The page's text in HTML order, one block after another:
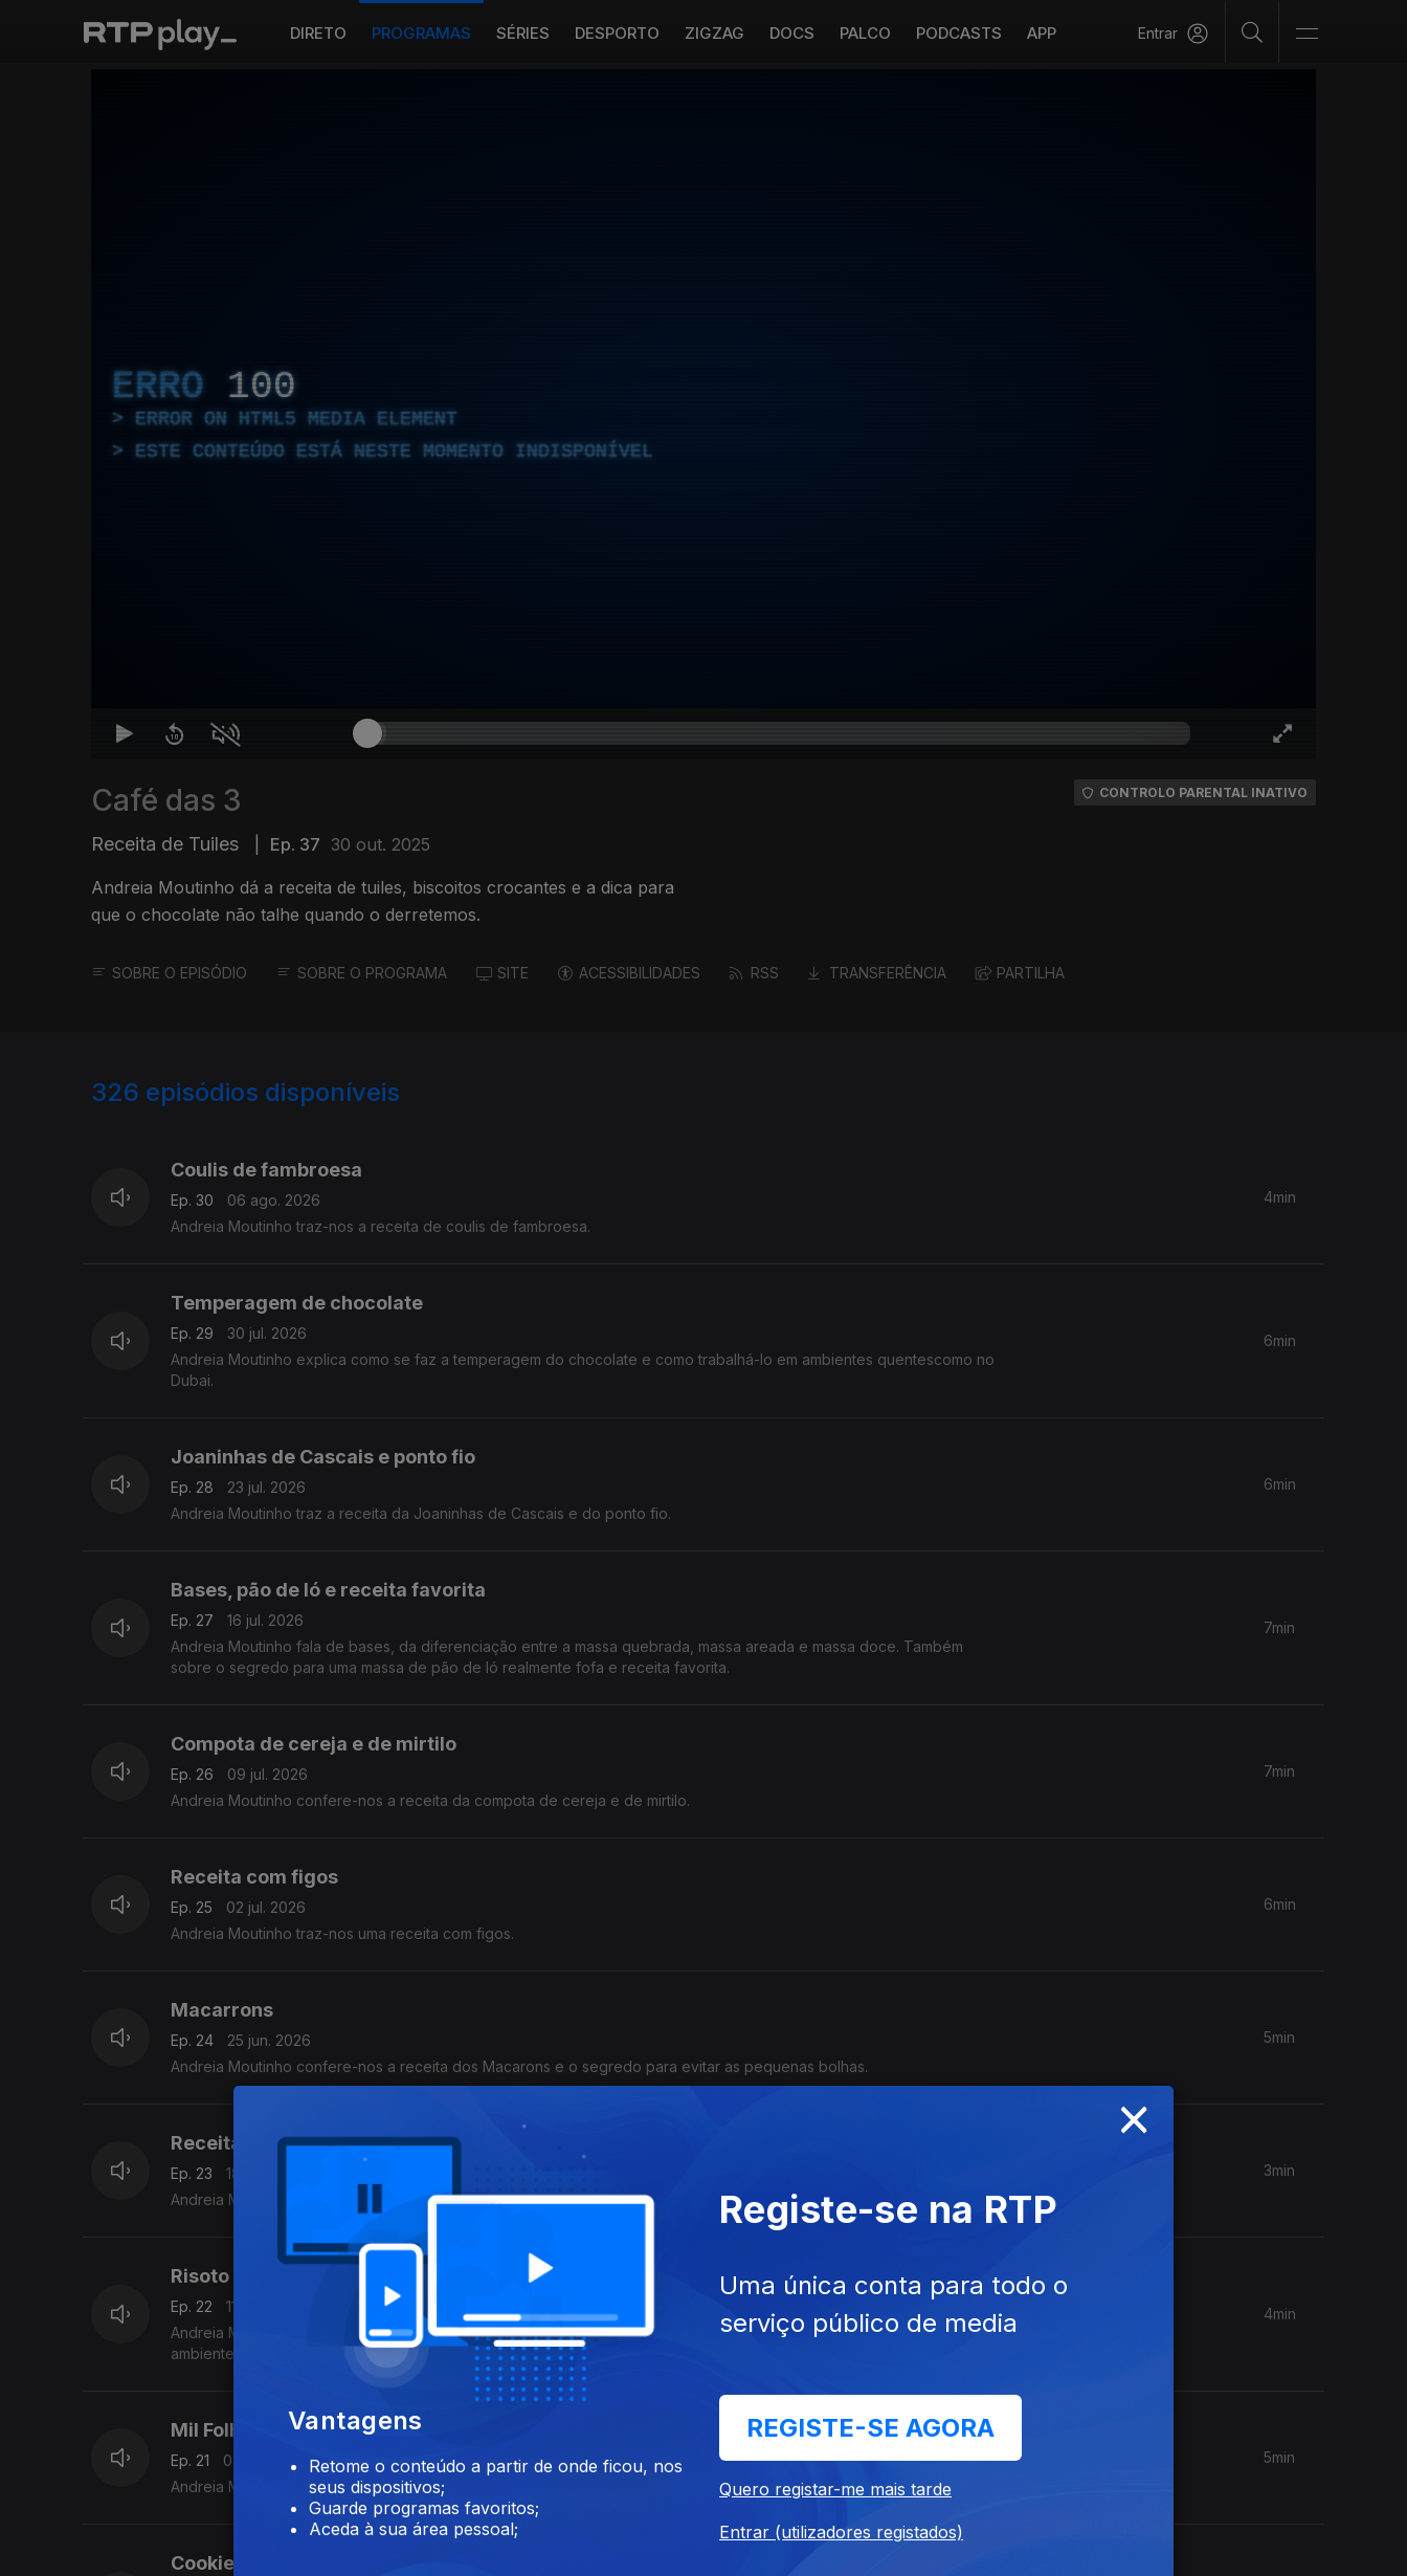
DIRETO PROGRAMAS SÉRIES DESPORTO ZIGZAG DOCS PALCO PODCASTS APP Entrar
ERRO 100
ERROR ON HTML5 MEDIA ELEMENT
ESTE CONTEÚDO ESTÁ NESTE MOMENTO INDISPONÍVEL
Café das 3
Receita de Tuiles Ep. 37 30 out. 2025
Andreia Moutinho dá a receita de tuiles, biscoitos crocantes e a dica para
que o chocolate não talhe quando o derretemos.
CONTROLO PARENTAL INATIVO
SOBRE O EPISÓDIO SOBRE O PROGRAMA SITE ACESSIBILIDADES RSS TRANSFERÊNCIA PARTILHA
326 episódios disponíveis
Coulis de fambroesa
Ep. 30
06 ago. 2026
Andreia Moutinho traz-nos a receita de coulis de fambroesa.
4min
Temperagem de chocolate
Ep. 29
30 jul. 2026
Andreia Moutinho explica como se faz a temperagem do chocolate e como trabalhá-lo em ambientes quentescomo no
Dubai.
6min
Joaninhas de Cascais e ponto fio
Ep. 28
23 jul. 2026
Andreia Moutinho traz a receita da Joaninhas de Cascais e do ponto fio.
6min
Bases, pão de ló e receita favorita
Ep. 27
16 jul. 2026
Andreia Moutinho fala de bases, da diferenciação entre a massa quebrada, massa areada e massa doce. Também
sobre o segredo para uma massa de pão de ló realmente fofa e receita favorita.
7min
Compota de cereja e de mirtilo
Ep. 26
09 jul. 2026
Andreia Moutinho confere-nos a receita da compota de cereja e de mirtilo.
7min
Receita com figos
Ep. 25
02 jul. 2026
Andreia Moutinho traz-nos uma receita com figos.
6min
Macarrons
Ep. 24
25 jun. 2026
Andreia Moutinho confere-nos a receita dos Macarons e o segredo para evitar as pequenas bolhas.
5min
Receita com pêssegos e alperces
Ep. 23
18 jun. 2026
Andreia Moutinho traz uma receita com pêssegos e alperces e esclarece se a pastelaria é mais técnica ou profissional.
3min
Risoto de Chocolate
Ep. 22
11 jun. 2026
Andreia Moutinho traz-nos a receita de Risoto de Chocolate e explica porque os ovos devem estar à temperatura
ambiente.
4min
Mil Folhas de Framboesas
Ep. 21
04 jun. 2026
Andreia Moutinho tarz-nos a receita de Mil Folhas de Framboesas e dicas para manter as bolachas crocantes.
5min
Cookies
×
Vantagens
Retome o conteúdo a partir de onde ficou, nos
seus dispositivos;
Guarde programas favoritos;
Aceda à sua área pessoal;
Registe-se na RTP
Uma única conta para todo o
serviço público de media
REGISTE-SE AGORA
Quero registar-me mais tarde
Entrar (utilizadores registados)